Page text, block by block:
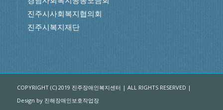
진주시사회복지협의회
진주시복지재단
COPYRIGHT (C) 2019 진주장애인복지센터 | ALL RIGHTS RESERVED |
Design by 진해장애인보호작업장